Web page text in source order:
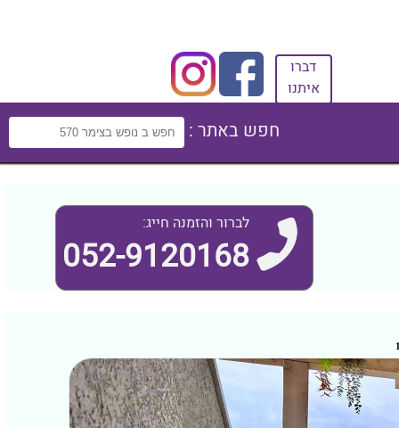
דברו
איתנו
חפש באתר :
לברור והזמנה חייג:
052-9120168